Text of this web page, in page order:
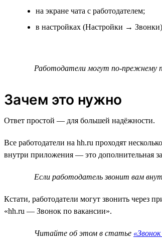
на экране чата с работодателем;
в настройках (Настройки →
Работодатели могут по-прежнему
Зачем это нужно
Ответ простой — для большей надёжности.
Все работодатели на hh.ru проходят
внутри приложения — это дополнительная
Если работодатель звонит вам
Кстати, работодатели могут звонить через
«hh.ru — Звонок по вакансии».
Читайте об этом в статье